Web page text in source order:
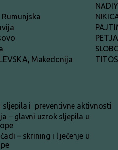
Rumunjska
Makedonija
i preventivne aktivnosti
glavni uzrok sljepila u
– skrining i liječenje u